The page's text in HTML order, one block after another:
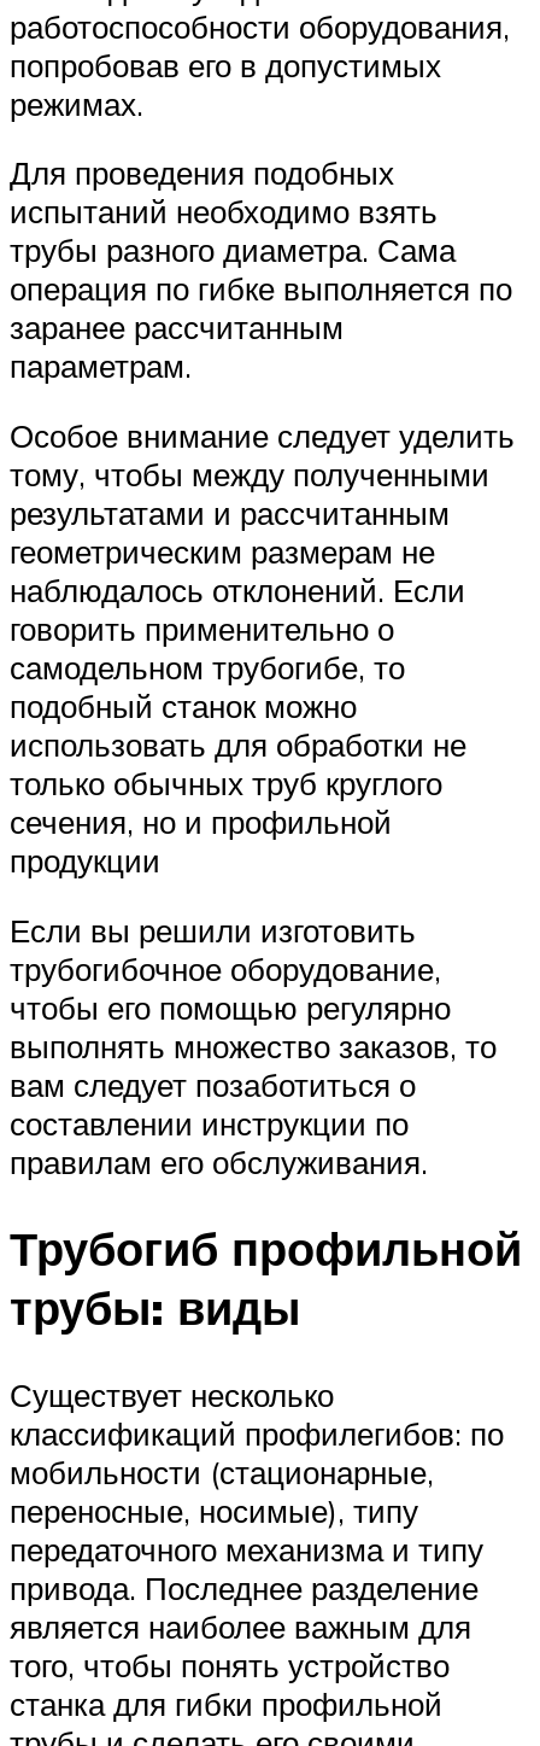
работоспособности оборудования,
попробовав его в допустимых
режимах.
Для проведения подобных
испытаний необходимо взять
трубы разного диаметра. Сама
операция по гибке выполняется по
заранее рассчитанным
параметрам.
Особое внимание следует уделить
тому, чтобы между полученными
результатами и рассчитанным
геометрическим размерам не
наблюдалось отклонений. Если
говорить применительно о
самодельном трубогибе, то
подобный станок можно
использовать для обработки не
только обычных труб круглого
сечения, но и профильной
продукции
Если вы решили изготовить
трубогибочное оборудование,
чтобы его помощью регулярно
выполнять множество заказов, то
вам следует позаботиться о
составлении инструкции по
правилам его обслуживания.
Трубогиб профильной
трубы: виды
Существует несколько
классификаций профилегибов: по
мобильности (стационарные,
переносные, носимые), типу
передаточного механизма и типу
привода. Последнее разделение
является наиболее важным для
того, чтобы понять устройство
станка для гибки профильной